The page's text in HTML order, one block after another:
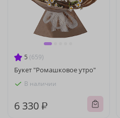
5 (659)
Букет "Ромашковое утро"
В наличии
6 330 ₽